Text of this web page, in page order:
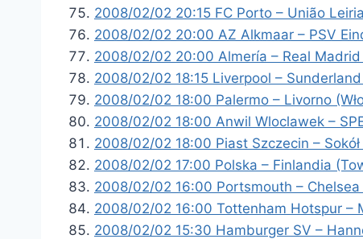
2008/02/02 20:15 FC Porto – União
2008/02/02 20:00 AZ Alkmaar – PSV
2008/02/02 20:00 Almería – Real
2008/02/02 18:15 Liverpool –
2008/02/02 18:00 Palermo – Livorno
2008/02/02 18:00 Anwil Wloclawek –
2008/02/02 18:00 Piast Szczecin –
2008/02/02 17:00 Polska – Finlandia
2008/02/02 16:00 Portsmouth –
2008/02/02 16:00 Tottenham Hotspur –
2008/02/02 15:30 Hamburger SV –